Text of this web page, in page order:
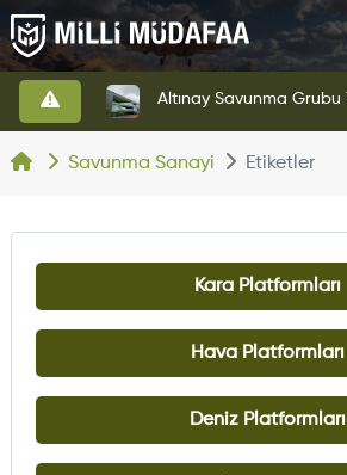
Savunma Sanayi Etiketler
Kara Platformları
Hava Platformları
Deniz Platformları